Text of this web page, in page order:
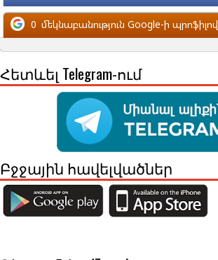
մեկնաբանություն Facebook-ի պրոֆիլով
0 մեկնաբանություն Google-ի պրոֆիլով
Հետևել Telegram-ում
Բջջային հավելվածներ